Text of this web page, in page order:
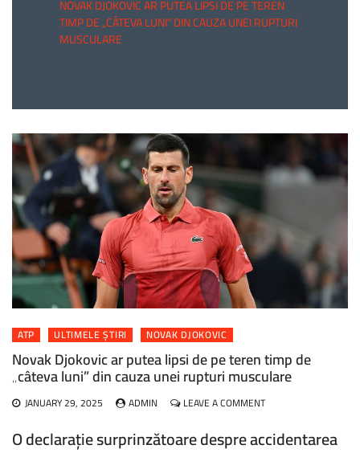
NOVAK DJOKOVIC AR PUTEA LIPSI DE PE TEREN
TIMP DE „CÂTEVA LUNI” DIN CAUZA UNEI RUPTURI
MUSCULARE
ATP ULTIMELE ȘTIRI NOVAK DJOKOVIC
Novak Djokovic ar putea lipsi de pe teren timp de
„câteva luni” din cauza unei rupturi musculare
JANUARY 29, 2025 ADMIN LEAVE A COMMENTON
DJOKOVIC
AR
O declarație surprinzătoare despre accidentarea